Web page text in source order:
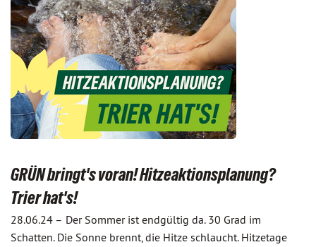
GRÜN bringt's voran! Hitzeaktionsplanung?
Trier hat's!
28.06.24 – Der Sommer ist endgültig da. 30 Grad im
Schatten. Die Sonne brennt, die Hitze schlaucht. Hitzetage